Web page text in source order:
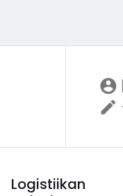
Logistiikan